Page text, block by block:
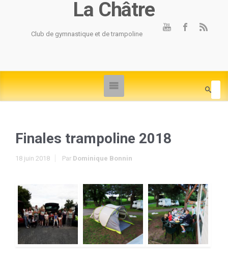
La Châtre
Club de gymnastique et de trampoline
Finales trampoline 2018
18 juin 2018 Par Dominique Bonnin